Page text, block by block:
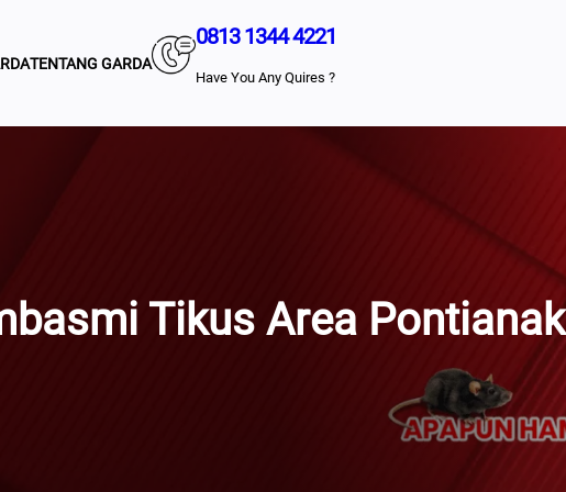
TENTANG GARDA
0813 1344 4221
Have You Any Quires ?
Tikus Area Pontianak